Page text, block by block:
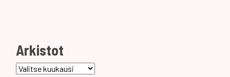
Arkistot
Arkistot